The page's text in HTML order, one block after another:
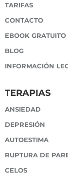
TARIFAS
CONTACTO
EBOOK
BLOG
INFORMACIÓN
TERAPIAS
ANSIEDAD
DEPRESIÓN
AUTOESTIMA
RUPTURA DE
CELOS